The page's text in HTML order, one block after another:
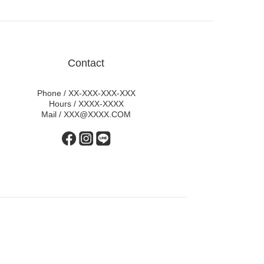
Contact
Phone / XX-XXX-XXX-XXX
Hours / XXXX-XXXX
Mail / XXX@XXXX.COM